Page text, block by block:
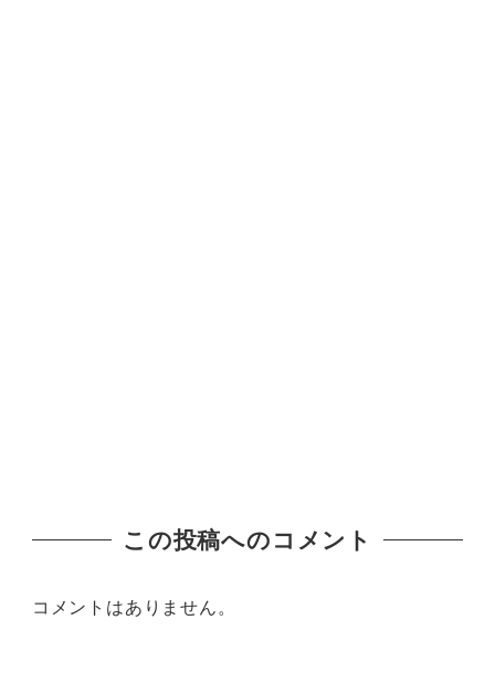
この投稿へのコメント
コメントはありません。